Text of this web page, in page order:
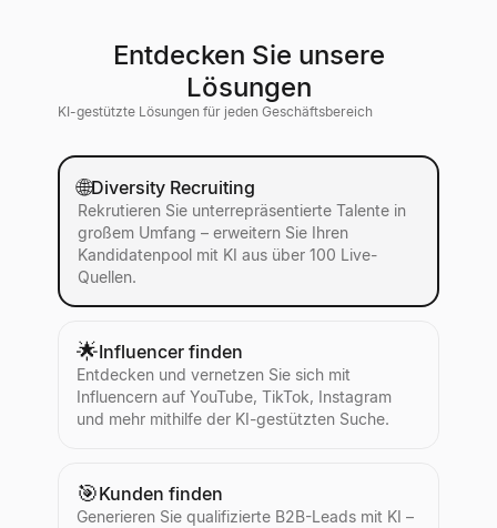
Entdecken Sie unsere
Lösungen
KI-gestützte Lösungen für jeden Geschäftsbereich
🌐Diversity Recruiting
Rekrutieren Sie unterrepräsentierte Talente in
großem Umfang – erweitern Sie Ihren
Kandidatenpool mit KI aus über 100 Live-
Quellen.
🌟Influencer finden
Entdecken und vernetzen Sie sich mit
Influencern auf YouTube, TikTok, Instagram
und mehr mithilfe der KI-gestützten Suche.
🎯Kunden finden
Generieren Sie qualifizierte B2B-Leads mit KI –